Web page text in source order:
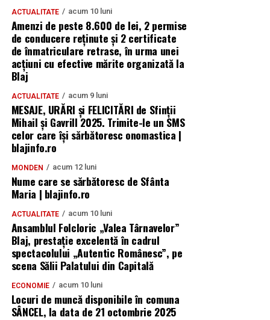
ACTUALITATE acum 10 luni
Amenzi de peste 8.600 de lei, 2 permise
de conducere reținute și 2 certificate
de înmatriculare retrase, în urma unei
acțiuni cu efective mărite organizată la
Blaj
ACTUALITATE acum 9 luni
MESAJE, URĂRI și FELICITĂRI de Sfinții
Mihail și Gavrill 2025. Trimite-le un SMS
celor care își sărbătoresc onomastica |
blajinfo.ro
MONDEN acum 12 luni
Nume care se sărbătoresc de Sfânta
Maria | blajinfo.ro
ACTUALITATE acum 10 luni
Ansamblul Folcloric „Valea Târnavelor”
Blaj, prestație excelentă în cadrul
spectacolului „Autentic Românesc”, pe
scena Sălii Palatului din Capitală
ECONOMIE acum 10 luni
Locuri de muncă disponibile în comuna
SÂNCEL, la data de 21 octombrie 2025